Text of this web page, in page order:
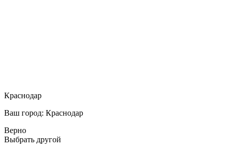
Краснодар
Ваш город: Краснодар
Верно
Выбрать другой